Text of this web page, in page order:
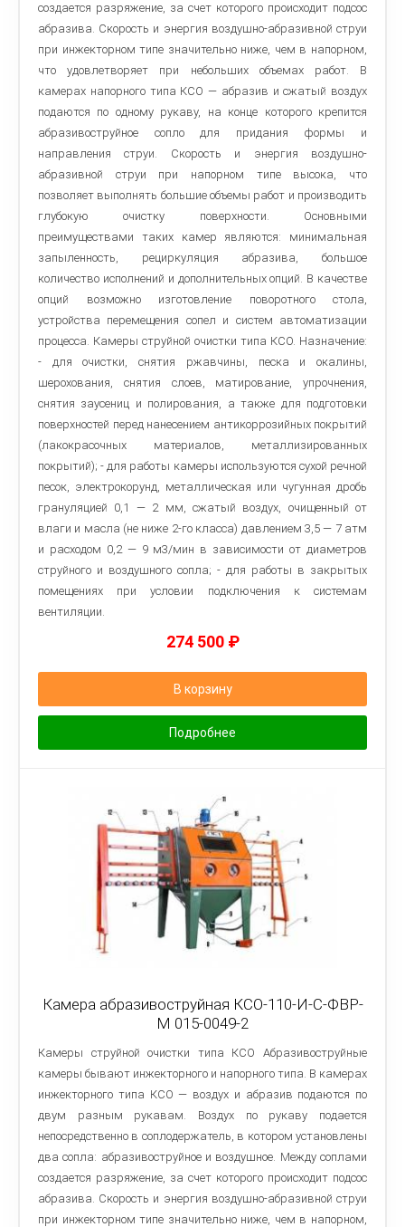
создается разряжение, за счет которого происходит подсос
абразива. Скорость и энергия воздушно-абразивной струи
при инжекторном типе значительно ниже, чем в напорном,
что удовлетворяет при небольших объемах работ. В
камерах напорного типа КСО — абразив и сжатый воздух
подаются по одному рукаву, на конце которого крепится
абразивоструйное сопло для придания формы и
направления струи. Скорость и энергия воздушно-
абразивной струи при напорном типе высока, что
позволяет выполнять большие объемы работ и производить
глубокую очистку поверхности. Основными
преимуществами таких камер являются: минимальная
запыленность, рециркуляция абразива, большое
количество исполнений и дополнительных опций. В качестве
опций возможно изготовление поворотного стола,
устройства перемещения сопел и систем автоматизации
процесса. Камеры струйной очистки типа КСО. Назначение:
- для очистки, снятия ржавчины, песка и окалины,
шерохования, снятия слоев, матирование, упрочнения,
снятия заусениц и полирования, а также для подготовки
поверхностей перед нанесением антикоррозийных покрытий
(лакокрасочных материалов, металлизированных
покрытий); - для работы камеры используются сухой речной
песок, электрокорунд, металлическая или чугунная дробь
грануляцией 0,1 — 2 мм, сжатый воздух, очищенный от
влаги и масла (не ниже 2-го класса) давлением 3,5 — 7 атм
и расходом 0,2 — 9 м3/мин в зависимости от диаметров
струйного и воздушного сопла; - для работы в закрытых
помещениях при условии подключения к системам
вентиляции.
274 500 ₽
В корзину
Подробнее
Камера абразивоструйная КСО-110-И-С-ФВР-
М 015-0049-2
Камеры струйной очистки типа КСО Абразивоструйные
камеры бывают инжекторного и напорного типа. В камерах
инжекторного типа КСО — воздух и абразив подаются по
двум разным рукавам. Воздух по рукаву подается
непосредственно в соплодержатель, в котором установлены
два сопла: абразивоструйное и воздушное. Между соплами
создается разряжение, за счет которого происходит подсос
абразива. Скорость и энергия воздушно-абразивной струи
при инжекторном типе значительно ниже, чем в напорном,